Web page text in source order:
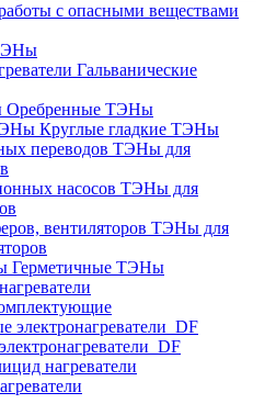
с опасными веществами
Гальванические
Оребренные ТЭНы
Круглые гладкие ТЭНы
ТЭНы для
ТЭНы для
ТЭНы для
Герметичные ТЭНы
нагреватели